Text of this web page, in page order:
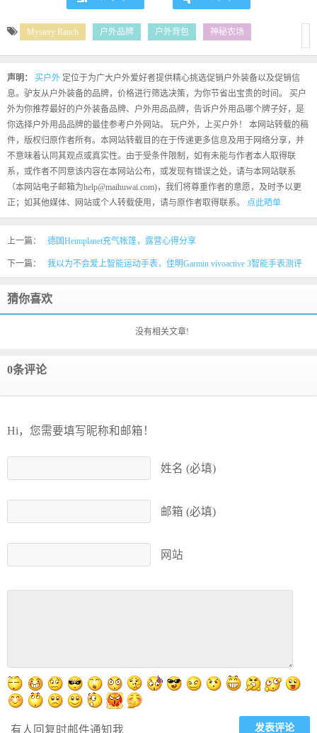
Mystery Ranch 户外品牌 户外背包 神秘农场
声明： 买户外 定位于为广大户外爱好者提供精心挑选促销户外装备以及促销信
息。驴友从户外装备的品牌，价格进行筛选决策，为你节省出宝贵的时间。 买户
外为你推荐最好的户外装备品牌、户外用品品牌，告诉户外用品哪个牌子好，是
你选择户外用品品牌的最佳参考户外网站。 玩户外，上买户外！ 本网站转载的稿
件，版权归原作者所有。本网站转载目的在于传递更多信息及用于网络分享，并
不意味着认同其观点或真实性。由于受条件限制，如有未能与作者本人取得联
系，或作者不同意该内容在本网站公布，或发现有错误之处，请与本网站联系
（本网站电子邮箱为help@maihuwai.com)，我们将尊重作者的意愿，及时予以更
正；如其他媒体、网站或个人转载使用，请与原作者取得联系。 点此晒单
上一篇： 德国Heimplanet充气帐篷，露营心得分享
下一篇： 我以为不会爱上智能运动手表，佳明Garmin vívoactive 3智能手表测评
猜你喜欢
没有相关文章!
0条评论
Hi，您需要填写昵称和邮箱！
姓名 (必填)
邮箱 (必填)
网站
有人回复时邮件通知我